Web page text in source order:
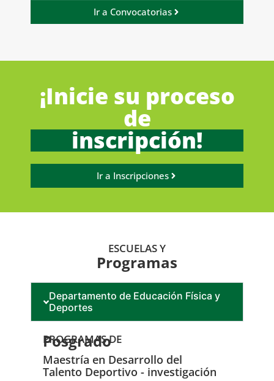
Ir a Convocatorias
¡Inicie su proceso
de
inscripción!
Ir a Inscripciones
ESCUELAS Y
Programas
Departamento de Educación Física y
Deportes
PROGRAMAS DE
Posgrado
Maestría en Desarrollo del
Talento Deportivo - investigación